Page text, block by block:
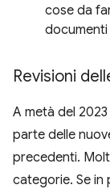
cose da
documenti
Revisioni
A metà del
parte delle
precedenti.
categorie. Se in